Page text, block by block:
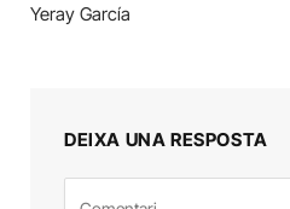
Yeray García
DEIXA UNA RESPOSTA